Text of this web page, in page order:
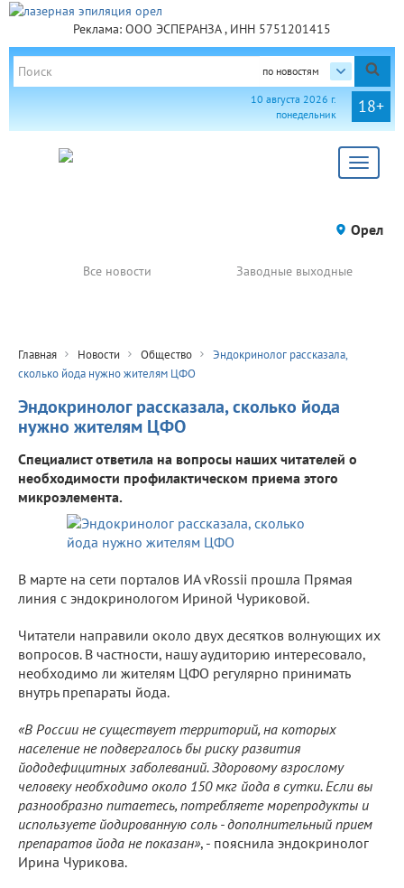
Реклама: ООО ЭСПЕРАНЗА , ИНН 5751201415
по новостям
18+
10 августа 2026 г.
понедельник
Toggle
Орел
Все новости Заводные выходные
Главная Новости Общество
Эндокринолог рассказала,
сколько йода нужно жителям ЦФО
Эндокринолог рассказала, сколько йода
нужно жителям ЦФО
Специалист ответила на вопросы наших читателей о
необходимости профилактическом приема этого
микроэлемента.
В марте на сети порталов ИА vRossii прошла Прямая
линия с эндокринологом Ириной Чуриковой.
Читатели направили около двух десятков волнующих их
вопросов. В частности, нашу аудиторию интересовало,
необходимо ли жителям ЦФО регулярно принимать
внутрь препараты йода.
«В России не существует территорий, на которых
население не подвергалось бы риску развития
йододефицитных заболеваний. Здоровому взрослому
человеку необходимо около 150 мкг йода в сутки. Если вы
разнообразно питаетесь, потребляете морепродукты и
используете йодированную соль - дополнительный прием
препаратов йода не показан», - пояснила эндокринолог
Ирина Чурикова.